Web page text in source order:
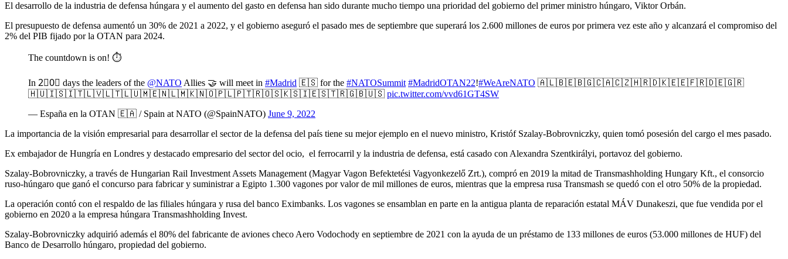
El desarrollo de la industria de defensa húngara y el aumento del gasto en defensa han sido durante mucho tiempo una prioridad del gobierno del primer ministro húngaro, Viktor Orbán.
El presupuesto de defensa aumentó un 30% de 2021 a 2022, y el gobierno aseguró el pasado mes de septiembre que superará los 2.600 millones de euros por primera vez este año y alcanzará el compromiso del
2% del PIB fijado por la OTAN para 2024.
The countdown is on! ⏱️
In 2⃣0⃣ days the leaders of the @NATO Allies 🤝 will meet in #Madrid 🇪🇸 for the #NATOSummit #MadridOTAN22!#WeAreNATO 🇦🇱🇧🇪🇧🇬🇨🇦🇨🇿🇭🇷🇩🇰🇪🇪🇫🇷🇩🇪🇬🇷
🇭🇺🇮🇸🇮🇹🇱🇻🇱🇹🇱🇺🇲🇪🇳🇱🇲🇰🇳🇴🇵🇱🇵🇹🇷🇴🇸🇰🇸🇮🇪🇸🇹🇷🇬🇧🇺🇸 pic.twitter.com/vvd61GT4SW
— España en la OTAN 🇪🇦 / Spain at NATO (@SpainNATO) June 9, 2022
La importancia de la visión empresarial para desarrollar el sector de la defensa del país tiene su mejor ejemplo en el nuevo ministro, Kristóf Szalay-Bobrovniczky, quien tomó posesión del cargo el mes pasado.
Ex embajador de Hungría en Londres y destacado empresario del sector del ocio, el ferrocarril y la industria de defensa, está casado con Alexandra Szentkirályi, portavoz del gobierno.
Szalay-Bobrovniczky, a través de Hungarian Rail Investment Assets Management (Magyar Vagon Befektetési Vagyonkezelő Zrt.), compró en 2019 la mitad de Transmashholding Hungary Kft., el consorcio
ruso-húngaro que ganó el concurso para fabricar y suministrar a Egipto 1.300 vagones por valor de mil millones de euros, mientras que la empresa rusa Transmash se quedó con el otro 50% de la propiedad.
La operación contó con el respaldo de las filiales húngara y rusa del banco Eximbanks. Los vagones se ensamblan en parte en la antigua planta de reparación estatal MÁV Dunakeszi, que fue vendida por el
gobierno en 2020 a la empresa húngara Transmashholding Invest.
Szalay-Bobrovniczky adquirió además el 80% del fabricante de aviones checo Aero Vodochody en septiembre de 2021 con la ayuda de un préstamo de 133 millones de euros (53.000 millones de HUF) del
Banco de Desarrollo húngaro, propiedad del gobierno.